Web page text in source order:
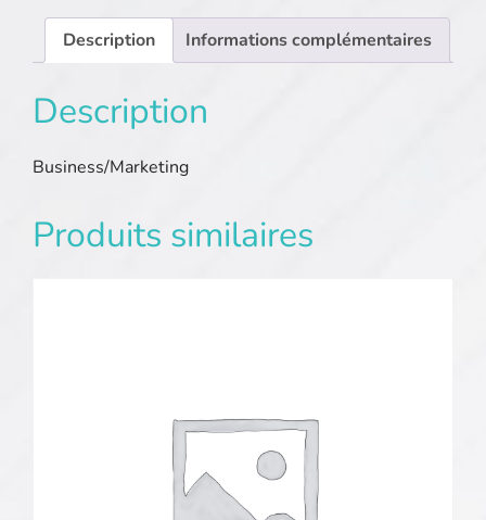
Description Informations complémentaires
Description
Business/Marketing
Produits similaires